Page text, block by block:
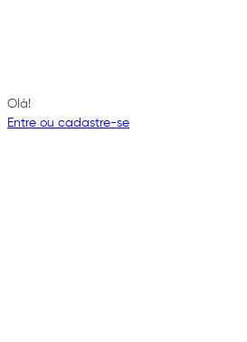
Olá!
Entre ou cadastre-se